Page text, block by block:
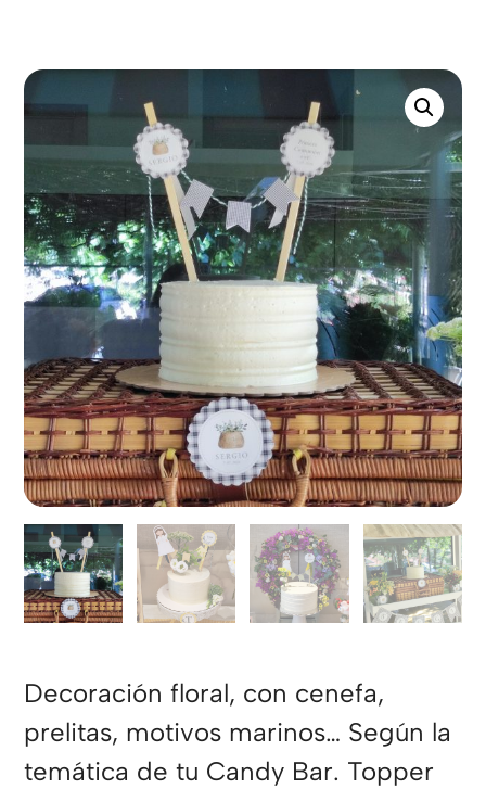
Decoración floral, con cenefa,
prelitas, motivos marinos… Según la
temática de tu Candy Bar. Topper